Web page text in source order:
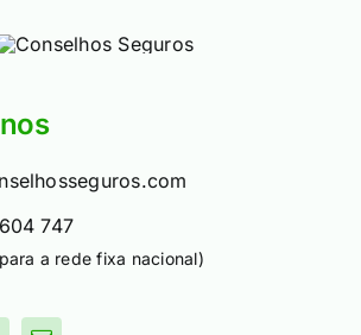
747
a rede fixa nacional)